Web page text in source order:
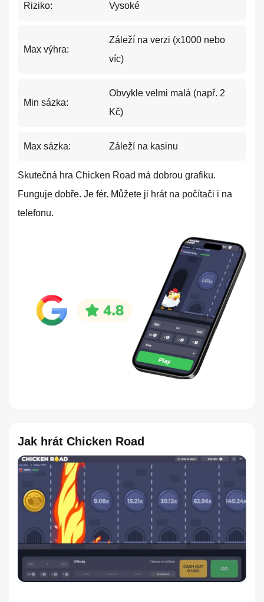
Riziko: Vysoké
Max výhra:
Záleží na verzi (x1000 nebo
víc)
Min sázka:
Obvykle velmi malá (např. 2
Kč)
Max sázka: Záleží na kasinu
Skutečná hra Chicken Road má dobrou grafiku.
Funguje dobře. Je fér. Můžete ji hrát na počítači i na
telefonu.
Jak hrát Chicken Road